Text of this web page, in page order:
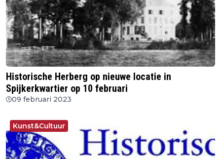
Historische Herberg op nieuwe locatie in
Spijkerkwartier op 10 februari
09 februari 2023
Kunst&Cultuur